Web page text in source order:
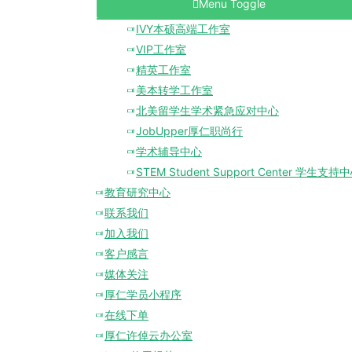
Menu Toggle
IVY本硕高端工作室
VIP工作室
精英工作室
美本转学工作室
北美留学生学术紧急应对中心
JobUpper厚仁职尚行
学术辅导中心
STEM Student Support Center 学生支持
教育研究中心
联系我们
加入我们
客户感言
媒体关注
厚仁学员小程序
在线下单
厚仁许倬云办公室